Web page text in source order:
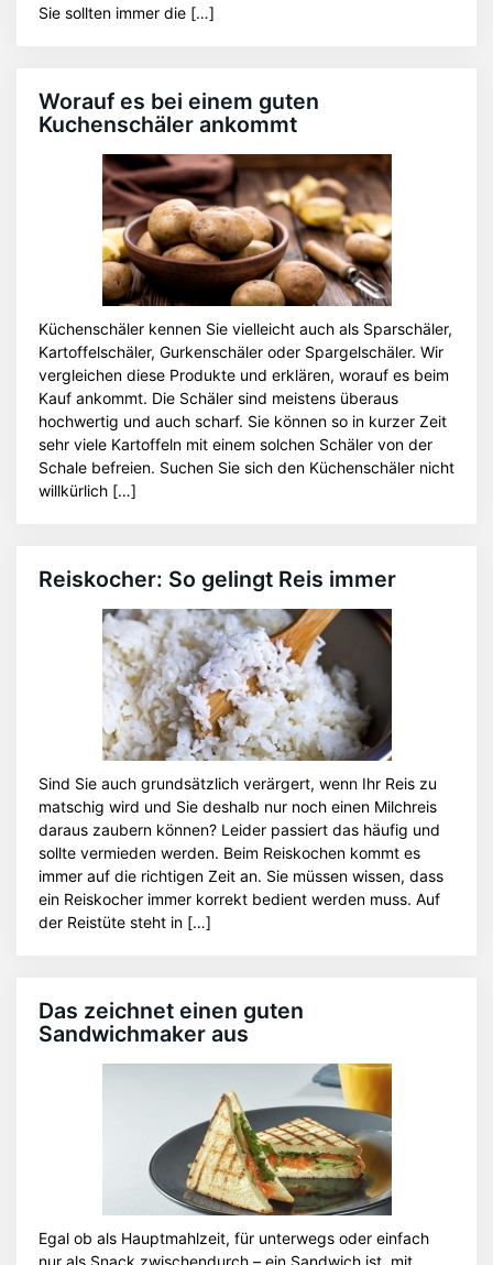
Sie sollten immer die […]
Worauf es bei einem guten
Kuchenschäler ankommt
Küchenschäler kennen Sie vielleicht auch als Sparschäler,
Kartoffelschäler, Gurkenschäler oder Spargelschäler. Wir
vergleichen diese Produkte und erklären, worauf es beim
Kauf ankommt. Die Schäler sind meistens überaus
hochwertig und auch scharf. Sie können so in kurzer Zeit
sehr viele Kartoffeln mit einem solchen Schäler von der
Schale befreien. Suchen Sie sich den Küchenschäler nicht
willkürlich […]
Reiskocher: So gelingt Reis immer
Sind Sie auch grundsätzlich verärgert, wenn Ihr Reis zu
matschig wird und Sie deshalb nur noch einen Milchreis
daraus zaubern können? Leider passiert das häufig und
sollte vermieden werden. Beim Reiskochen kommt es
immer auf die richtigen Zeit an. Sie müssen wissen, dass
ein Reiskocher immer korrekt bedient werden muss. Auf
der Reistüte steht in […]
Das zeichnet einen guten
Sandwichmaker aus
Egal ob als Hauptmahlzeit, für unterwegs oder einfach
nur als Snack zwischendurch – ein Sandwich ist, mit